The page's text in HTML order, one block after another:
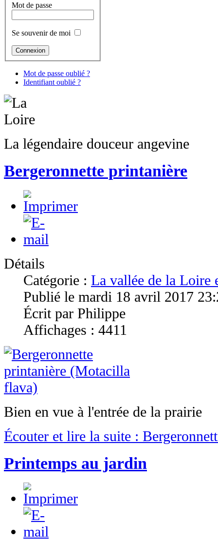
Mot de passe
Se souvenir de moi
Mot de passe oublié ?
Identifiant oublié ?
La légendaire douceur angevine
Bergeronnette printanière
Détails
Catégorie : La vallée de la Loire
Publié le mardi 18 avril 2017
Écrit par Philippe
Affichages : 4411
Bien en vue à l'entrée de la prairie
Écouter et lire la suite :
Printemps au jardin